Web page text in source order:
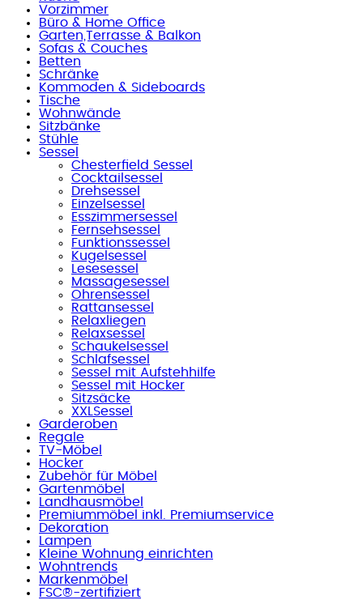
Vorzimmer
Büro & Home Office
Garten,Terrasse & Balkon
Sofas & Couches
Betten
Schränke
Kommoden & Sideboards
Tische
Wohnwände
Sitzbänke
Stühle
Sessel
Chesterfield Sessel
Cocktailsessel
Drehsessel
Einzelsessel
Esszimmersessel
Fernsehsessel
Funktionssessel
Kugelsessel
Lesesessel
Massagesessel
Ohrensessel
Rattansessel
Relaxliegen
Relaxsessel
Schaukelsessel
Schlafsessel
Sessel mit Aufstehhilfe
Sessel mit Hocker
Sitzsäcke
XXLSessel
Garderoben
Regale
TV-Möbel
Hocker
Zubehör für Möbel
Gartenmöbel
Landhausmöbel
Premiummöbel inkl. Premiumservice
Dekoration
Lampen
Kleine Wohnung einrichten
Wohntrends
Markenmöbel
FSC®-zertifiziert